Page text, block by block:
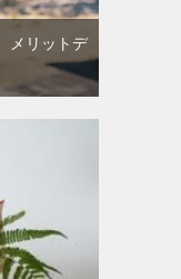
メリットデ